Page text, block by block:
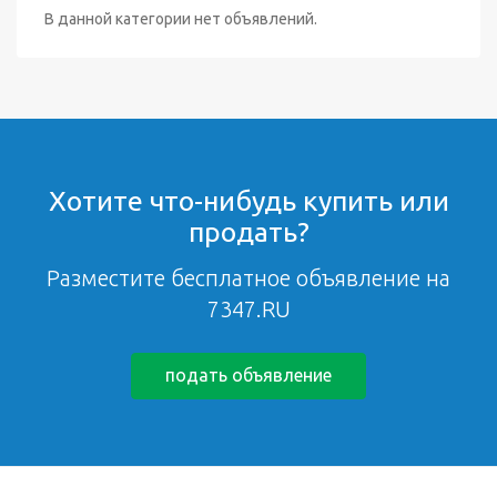
В данной категории нет объявлений.
Хотите что-нибудь купить или
продать?
Разместите бесплатное объявление на
7347.RU
подать объявление